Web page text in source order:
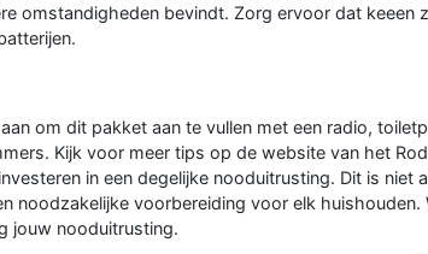
omstandigheden bevindt. Zorg ervoor dat keeen
om dit pakket aan te vullen met een radio,
Kijk voor meer tips op de website van het
in een degelijke nooduitrusting. Dit is niet
noodzakelijke voorbereiding voor elk
jouw nooduitrusting.